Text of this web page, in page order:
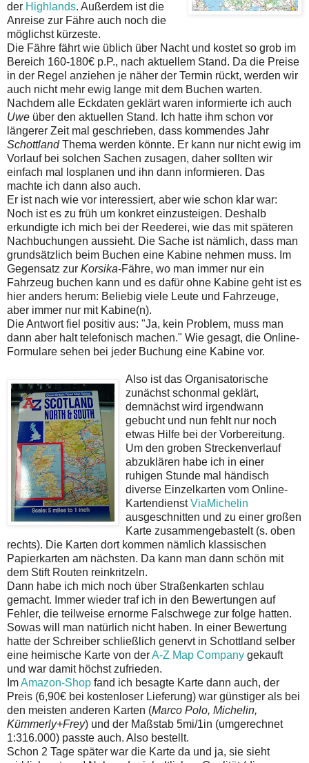
der Highlands. Außerdem ist die
Anreise zur Fähre auch noch die
möglichst kürzeste.
Die Fähre fährt wie üblich über Nacht und kostet so grob im
Bereich 160-180€ p.P., nach aktuellem Stand. Da die Preise
in der Regel anziehen je näher der Termin rückt, werden wir
auch nicht mehr ewig lange mit dem Buchen warten.
Nachdem alle Eckdaten geklärt waren informierte ich auch
Uwe über den aktuellen Stand. Ich hatte ihm schon vor
längerer Zeit mal geschrieben, dass kommendes Jahr
SchottlandThema werden könnte. Er kann nur nicht ewig im
Vorlauf bei solchen Sachen zusagen, daher sollten wir
einfach mal losplanen und ihn dann informieren. Das
machte ich dann also auch.
Er ist nach wie vor interessiert, aber wie schon klar war:
Noch ist es zu früh um konkret einzusteigen. Deshalb
erkundigte ich mich bei der Reederei, wie das mit späteren
Nachbuchungen aussieht. Die Sache ist nämlich, dass man
grundsätzlich beim Buchen eine Kabine nehmen muss. Im
Gegensatz zur Korsika-Fähre, wo man immer nur ein
Fahrzeug buchen kann und es dafür ohne Kabine geht ist es
hier anders herum: Beliebig viele Leute und Fahrzeuge,
aber immer nur mit Kabine(n).
Die Antwort fiel positiv aus: "Ja, kein Problem, muss man
dann aber halt telefonisch machen." Wie gesagt, die Online-
Formulare sehen bei jeder Buchung eine Kabine vor.
Also ist das Organisatorische
zunächst schonmal geklärt,
demnächst wird irgendwann
gebucht und nun fehlt nur noch
etwas Hilfe bei der Vorbereitung.
Um den groben Streckenverlauf
abzuklären habe ich in einer
ruhigen Stunde mal händisch
diverse Einzelkarten vom Online-
KartendienstViaMichelin
ausgeschnitten und zu einer großen
Karte zusammengebastelt (s. oben
rechts). Die Karten dort kommen nämlich klassischen
Papierkarten am nächsten. Da kann man dann schön mit
dem Stift Routen reinkritzeln.
Dann habe ich mich noch über Straßenkarten schlau
gemacht. Immer wieder traf ich in den Bewertungen auf
Fehler, die teilweise ernorme Falschwege zur folge hatten.
Sowas will man natürlich nicht haben. In einer Bewertung
hatte der Schreiber schließlich genervt in Schottland selber
eine heimische Karte von derA-Z Map Company gekauft
und war damit höchst zufrieden.
ImAmazon-Shop fand ich besagte Karte dann auch, der
Preis (6,90€ bei kostenloser Lieferung) war günstiger als bei
den meisten anderen Karten (Marco Polo, Michelin,
Kümmerly+Frey) und der Maßstab 5mi/1in (umgerechnet
1:316.000) passte auch. Also bestellt.
Schon 2 Tage später war die Karte da und ja, sie sieht